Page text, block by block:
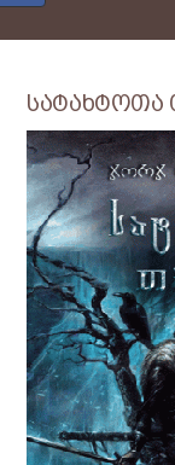
სატახტოთა